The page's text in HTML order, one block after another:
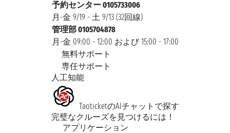
予約センター 0105733006
月-金 9/19 - 土 9/13 (32回線)
管理部 0105704878
月-金 09:00 - 12:00 および 15:00 - 17:00
無料サポート
専任サポート
人工知能
TaoticketのAIチャットで探す
完璧なクルーズを見つけるには！
アプリケーション